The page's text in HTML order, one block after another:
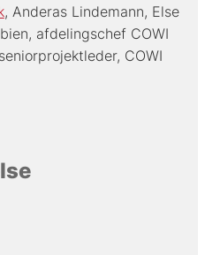
Anderas Lindemann Else
afdelingschef COWI
COWI